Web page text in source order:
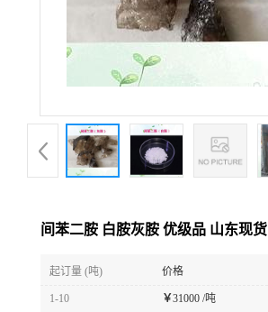
间苯二胺 白胺灰胺 优级品 山东现货
起订量 (吨) 价格
1-10 ￥31000 /吨